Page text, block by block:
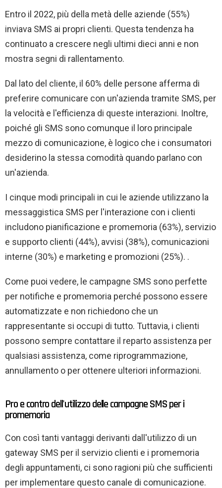
Entro il 2022, più della metà delle aziende (55%)
inviava SMS ai propri clienti. Questa tendenza ha
continuato a crescere negli ultimi dieci anni e non
mostra segni di rallentamento.
Dal lato del cliente, il 60% delle persone afferma di
preferire comunicare con un'azienda tramite SMS, per
la velocità e l'efficienza di queste interazioni. Inoltre,
poiché gli SMS sono comunque il loro principale
mezzo di comunicazione, è logico che i consumatori
desiderino la stessa comodità quando parlano con
un'azienda.
I cinque modi principali in cui le aziende utilizzano la
messaggistica SMS per l'interazione con i clienti
includono pianificazione e promemoria (63%), servizio
e supporto clienti (44%), avvisi (38%), comunicazioni
interne (30%) e marketing e promozioni (25%). .
Come puoi vedere, le campagne SMS sono perfette
per notifiche e promemoria perché possono essere
automatizzate e non richiedono che un
rappresentante si occupi di tutto. Tuttavia, i clienti
possono sempre contattare il reparto assistenza per
qualsiasi assistenza, come riprogrammazione,
annullamento o per ottenere ulteriori informazioni.
Pro e contro dell'utilizzo delle campagne SMS per i
promemoria
Con così tanti vantaggi derivanti dall'utilizzo di un
gateway SMS per il servizio clienti e i promemoria
degli appuntamenti, ci sono ragioni più che sufficienti
per implementare questo canale di comunicazione.